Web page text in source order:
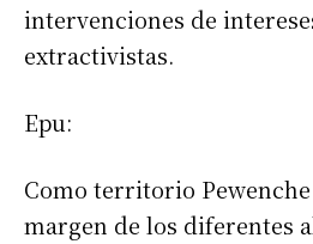
intervenciones de
extractivistas.
Epu:
Como territorio
margen de los diferentes